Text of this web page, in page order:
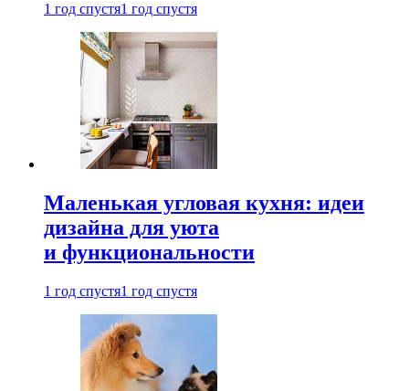
1 год спустя1 год спустя
Маленькая угловая кухня: идеи
дизайна для уюта
и функциональности
1 год спустя1 год спустя